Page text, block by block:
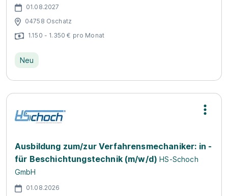
01.08.2027
04758 Oschatz
1.150 - 1.350 € pro Monat
Neu
Ausbildung zum/zur Verfahrensmechaniker: in -
für Beschichtungstechnik (m/w/d)HS-Schoch
GmbH
01.08.2026